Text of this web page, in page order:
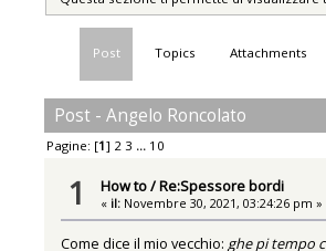
Post Topics Attachments
Post - Angelo Roncolato
Pagine: [1] 2 3 ... 10
1 How to/Re:Spessore bordi
« il: Novembre 30, 2021, 03:24:26 pm »
Come dice il mio vecchio: ghe pi tempo